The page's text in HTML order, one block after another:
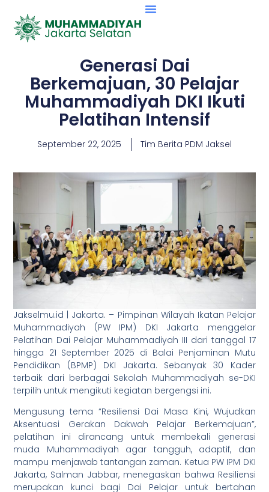
Generasi Dai
Berkemajuan, 30 Pelajar
Muhammadiyah DKI Ikuti
Pelatihan Intensif
September 22, 2025 Tim Berita PDM Jaksel
Jakselmu.id | Jakarta. – Pimpinan Wilayah Ikatan Pelajar
Muhammadiyah (PW IPM) DKI Jakarta menggelar
Pelatihan Dai Pelajar Muhammadiyah III dari tanggal 17
hingga 21 September 2025 di Balai Penjaminan Mutu
Pendidikan (BPMP) DKI Jakarta. Sebanyak 30 Kader
terbaik dari berbagai Sekolah Muhammadiyah se-DKI
terpilih untuk mengikuti kegiatan bergengsi ini.
Mengusung tema “Resiliensi Dai Masa Kini, Wujudkan
Aksentuasi Gerakan Dakwah Pelajar Berkemajuan”,
pelatihan ini dirancang untuk membekali generasi
muda Muhammadiyah agar tangguh, adaptif, dan
mampu menjawab tantangan zaman. Ketua PW IPM DKI
Jakarta, Salman Jabbar, menegaskan bahwa Resiliensi
merupakan kunci bagi Dai Pelajar untuk bertahan